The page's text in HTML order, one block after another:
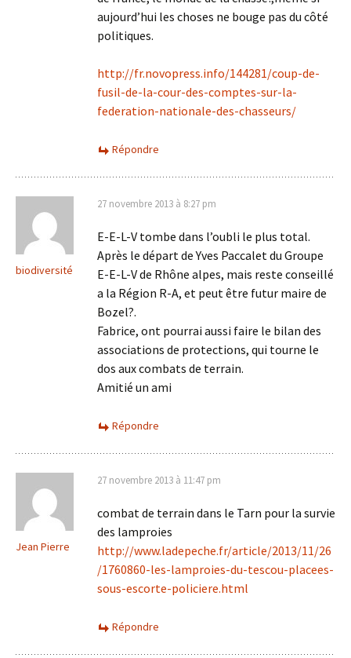
aujourd’hui les choses ne bouge pas du côté
politiques.
http://fr.novopress.info/144281/coup-de-
fusil-de-la-cour-des-comptes-sur-la-
federation-nationale-des-chasseurs/
Répondre
biodiversité
27 novembre 2013 à 8:27 pm
E-E-L-V tombe dans l’oubli le plus total.
Après le départ de Yves Paccalet du Groupe
E-E-L-V de Rhône alpes, mais reste conseillé
a la Région R-A, et peut être futur maire de
Bozel?.
Fabrice, ont pourrai aussi faire le bilan des
associations de protections, qui tourne le
dos aux combats de terrain.
Amitié un ami
Répondre
Jean Pierre
27 novembre 2013 à 11:47 pm
combat de terrain dans le Tarn pour la survie
des lamproies
http://www.ladepeche.fr/article/2013/11/26
/1760860-les-lamproies-du-tescou-placees-
sous-escorte-policiere.html
Répondre